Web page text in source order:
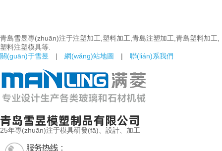
青島雪昱專(zhuān)注于注塑加工,塑料加工,青島注塑加工,青島塑料加工,
塑料注塑模具等.
關(guān)于雪昱 | 網(wǎng)站地圖 | 聯(lián)系我們
25年專(zhuān)注于模具研發(fā)、設計、加工